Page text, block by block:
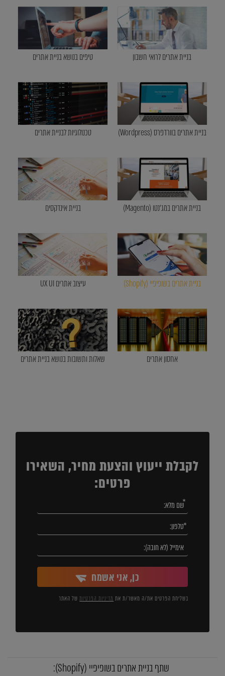
בניית אתרים לרואי חשבון טיפים בנושא בניית אתרים
בניית אתרים בוורדפרס (Wordpress) טכנולוגיות לבניית אתרים
בניית אתרים במג'נטו (Magento) בניית אינדקסים
בניית אתרים בשופיפיי (Shopify) עיצוב אתרים UX UI
אחסון אתרים שאלות ותשובות בנושא בניית אתרים
לקבלת ייעוץ והצעת מחיר, השאירו
פרטים:
כן, אני אשמח
בשליחת הפרטים את/ה מאשר/ת את מדיניות הפרטיותשל האתר
שתף בניית אתרים בשופיפיי (Shopify):